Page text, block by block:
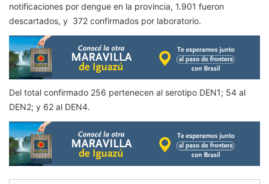
notificaciones por dengue en la provincia, 1.901 fueron
descartados, y 372 confirmados por laboratorio.
Del total confirmado 256 pertenecen al serotipo DEN1; 54 al
DEN2; y 62 al DEN4.